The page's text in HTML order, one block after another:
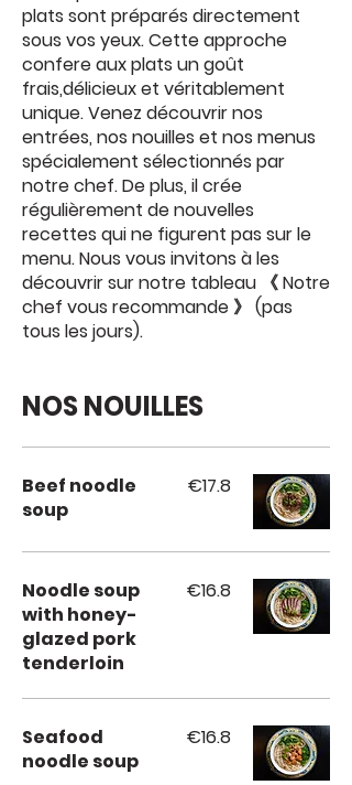
plats sont préparés directement
sous vos yeux. Cette approche
confere aux plats un goût
frais,délicieux et véritablement
unique. Venez découvrir nos
entrées, nos nouilles et nos menus
spécialement sélectionnés par
notre chef. De plus, il crée
régulièrement de nouvelles
recettes qui ne figurent pas sur le
menu. Nous vous invitons à les
découvrir sur notre tableau 《 Notre
chef vous recommande 》 (pas
tous les jours).
NOS NOUILLES
Beef noodle
soup
€17.8
Noodle soup
with honey-
glazed pork
tenderloin
€16.8
Seafood
noodle soup
€16.8